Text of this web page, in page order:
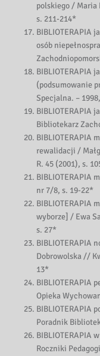
polskiego / Maria
s. 211-214*
BIBLIOTERAPIA
osób
BIBLIOTERAPIA
(podsumowanie
Specjalna. –
BIBLIOTERAPIA
Bibliotekarz
BIBLIOTERAPIA
rewalidacji /
R. 45 (2001), s.
BIBLIOTERAPIA
nr 7/8, s. 19-22*
BIBLIOTERAPIA
wyborze] / Ewa
s. 27*
BIBLIOTERAPIA
Dobrowolska //
13*
BIBLIOTERAPIA
Opieka
BIBLIOTERAPIA
Poradnik
BIBLIOTERAPIA
Roczniki